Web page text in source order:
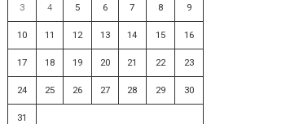
3 4 5 6 7 8 9
10 11 12 13 14 15 16
17 18 19 20 21 22 23
24 25 26 27 28 29 30
31